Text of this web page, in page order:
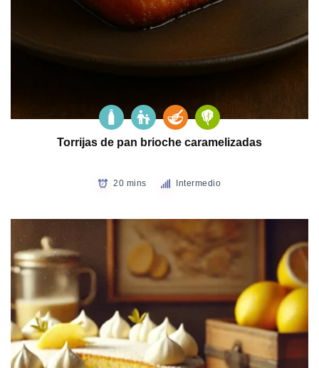
Torrijas de pan brioche caramelizadas
20 mins Intermedio